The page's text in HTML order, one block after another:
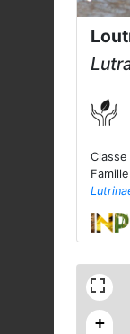
Classe
+